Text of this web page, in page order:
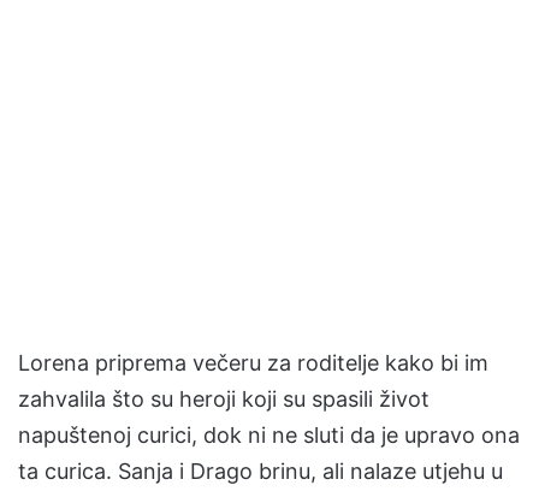
Lorena priprema večeru za roditelje kako bi im
zahvalila što su heroji koji su spasili život
napuštenoj curici, dok ni ne sluti da je upravo ona
ta curica. Sanja i Drago brinu, ali nalaze utjehu u